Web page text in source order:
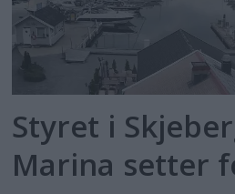
Styret i
Marina setter